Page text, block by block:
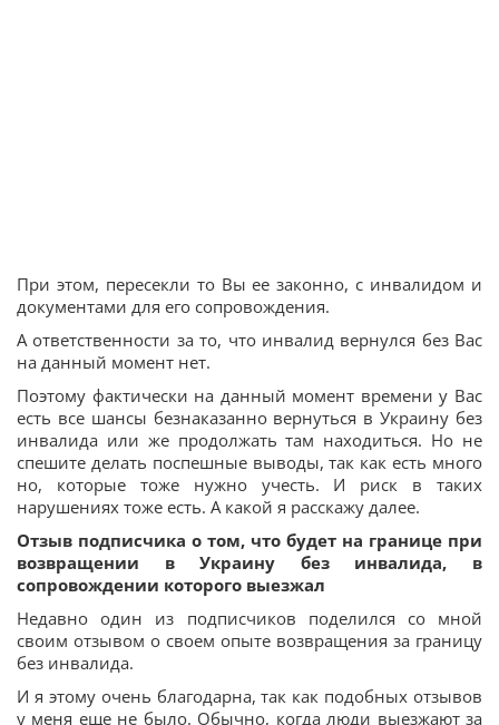
При этом, пересекли то Вы ее законно, с инвалидом и
документами для его сопровождения.
А ответственности за то, что инвалид вернулся без Вас
на данный момент нет.
Поэтому фактически на данный момент времени у Вас
есть все шансы безнаказанно вернуться в Украину без
инвалида или же продолжать там находиться. Но не
спешите делать поспешные выводы, так как есть много
но, которые тоже нужно учесть. И риск в таких
нарушениях тоже есть. А какой я расскажу далее.
Отзыв подписчика о том, что будет на границе при
возвращении в Украину без инвалида, в
сопровождении которого выезжал
Недавно один из подписчиков поделился со мной
своим отзывом о своем опыте возвращения за границу
без инвалида.
И я этому очень благодарна, так как подобных отзывов
у меня еще не было. Обычно, когда люди выезжают за